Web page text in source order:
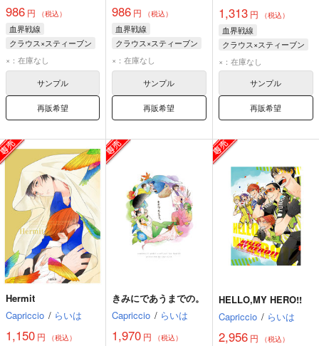
986 円 （税込）
血界戦線
クラウス×スティーブン
スティーブン・A・スターフェイズ
×：在庫なし
サンプル
再販希望
986 円 （税込）
血界戦線
クラウス×スティーブン
スティーブン・A・スターフェイズ
×：在庫なし
サンプル
再販希望
1,313円 （税込）
血界戦線
クラウス×スティーブン
スティーブン・A・スターフェイズ
×：在庫なし
サンプル
再販希望
Hermit
Capriccio / らいは
1,150 円 （税込）
きみにであうまでの。
Capriccio / らいは
1,970 円 （税込）
HELLO,MY HERO!!
Capriccio / らいは
2,956円 （税込）